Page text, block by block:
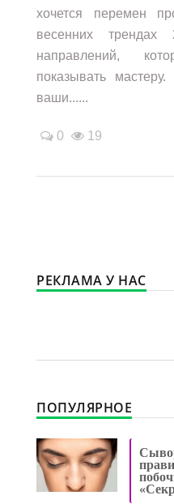
хочется перемен
весенних
направлений,
показывать
ваши......
0 19
РЕКЛАМА У НАС
ПОПУЛЯРНОЕ